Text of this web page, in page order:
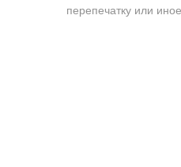
перепечатку или